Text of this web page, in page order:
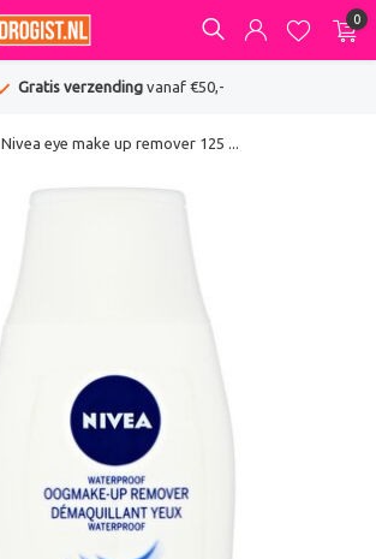
0
Gratis verzendingvanaf €50,-
Nivea eye make up remover 125 ...